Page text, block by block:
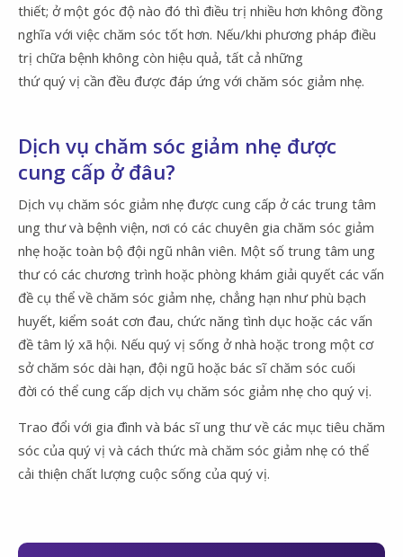
thiết; ở một góc độ nào đó thì điều trị nhiều hơn không đồng
nghĩa với việc chăm sóc tốt hơn. Nếu/khi phương pháp điều
trị chữa bệnh không còn hiệu quả, tất cả những
thứ quý vị cần đều được đáp ứng với chăm sóc giảm nhẹ.
Dịch vụ chăm sóc giảm nhẹ được
cung cấp ở đâu?
Dịch vụ chăm sóc giảm nhẹ được cung cấp ở các trung tâm
ung thư và bệnh viện, nơi có các chuyên gia chăm sóc giảm
nhẹ hoặc toàn bộ đội ngũ nhân viên. Một số trung tâm ung
thư có các chương trình hoặc phòng khám giải quyết các vấn
đề cụ thể về chăm sóc giảm nhẹ, chẳng hạn như phù bạch
huyết, kiểm soát cơn đau, chức năng tình dục hoặc các vấn
đề tâm lý xã hội. Nếu quý vị sống ở nhà hoặc trong một cơ
sở chăm sóc dài hạn, đội ngũ hoặc bác sĩ chăm sóc cuối
đời có thể cung cấp dịch vụ chăm sóc giảm nhẹ cho quý vị.
Trao đổi với gia đình và bác sĩ ung thư về các mục tiêu chăm
sóc của quý vị và cách thức mà chăm sóc giảm nhẹ có thể
cải thiện chất lượng cuộc sống của quý vị.